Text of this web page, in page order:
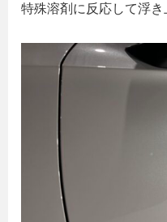
特殊溶剤に反応して浮き